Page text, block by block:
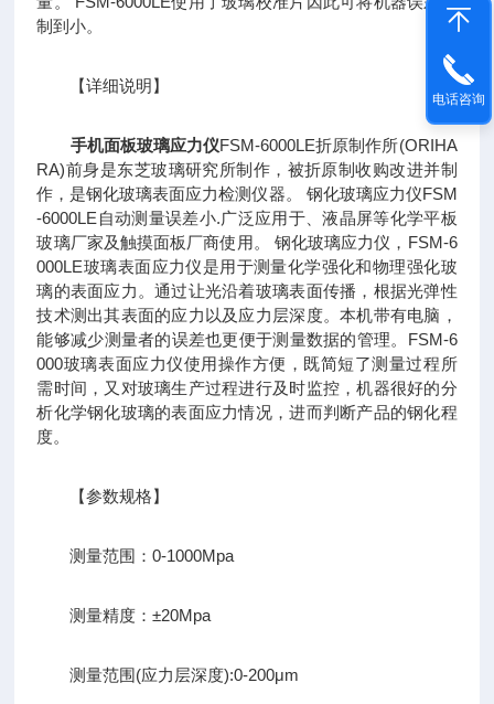
制到小。
【详细说明】
手机面板玻璃应力仪FSM-6000LE折原制作所(ORIHA
RA)前身是东芝玻璃研究所制作，被折原制收购改进并制
作，是钢化玻璃表面应力检测仪器。 钢化玻璃应力仪FSM
-6000LE自动测量误差小.广泛应用于、液晶屏等化学平板
玻璃厂家及触摸面板厂商使用。 钢化玻璃应力仪，FSM-6
000LE玻璃表面应力仪是用于测量化学强化和物理强化玻
璃的表面应力。通过让光沿着玻璃表面传播，根据光弹性
技术测出其表面的应力以及应力层深度。本机带有电脑，
能够减少测量者的误差也更便于测量数据的管理。FSM-6
000玻璃表面应力仪使用操作方便，既简短了测量过程所
需时间，又对玻璃生产过程进行及时监控，机器很好的分
析化学钢化玻璃的表面应力情况，进而判断产品的钢化程
度。
【参数规格】
测量范围：0-1000Mpa
测量精度：±20Mpa
测量范围(应力层深度):0-200μm
电话咨询